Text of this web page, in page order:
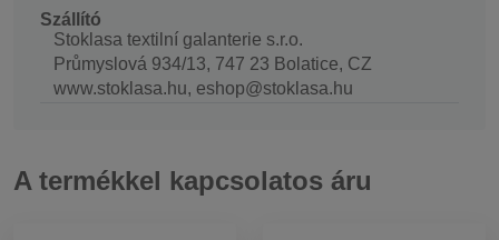
Szállító
Stoklasa textilní galanterie s.r.o.
Průmyslová 934/13, 747 23 Bolatice, CZ
www.stoklasa.hu, eshop@stoklasa.hu
A termékkel kapcsolatos áru